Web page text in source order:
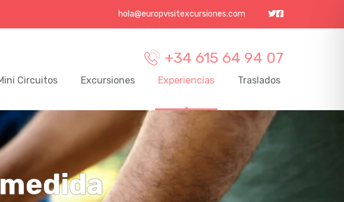
hola@europvisitexcursiones.com
+34 615 64 94 07
Circuitos Excursiones Experiencias Traslados